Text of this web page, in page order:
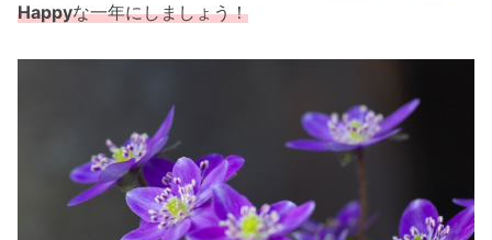
Happyな一年にしましょう！